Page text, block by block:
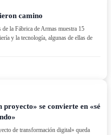
camino
la Fábrica de Armas muestra 15
y la tecnología, algunas de ellas de
se convierte en «sé
de transformación digital» queda